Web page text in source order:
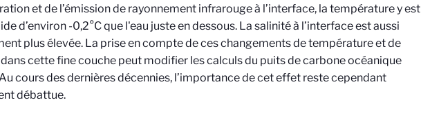
et de l’émission de rayonnement infrarouge à l’interface, la température y est
d’environ -0,2°C que l'eau juste en dessous. La salinité à l’interface est aussi
plus élevée. La prise en compte de ces changements de température et de
cette fine couche peut modifier les calculs du puits de carbone océanique
cours des dernières décennies, l’importance de cet effet reste cependant
débattue.